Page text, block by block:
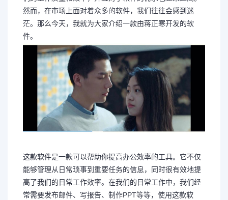
然而，在市场上面对着众多的软件，我们往往会感到迷
茫。那么今天，我就为大家介绍一款由蒋正寒开发的软
件。
这款软件是一款可以帮助你提高办公效率的工具。它不仅
能够管理从日常琐事到重要任务的信息，同时很有效地提
高了我们的日常工作效率。在我们的日常工作中，我们经
常需要发布邮件、写报告、制作PPT等等，使用这款软